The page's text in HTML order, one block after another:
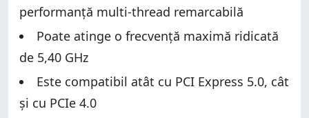
performanță multi-thread remarcabilă
Poate atinge o frecvență maximă ridicată
de 5,40 GHz
Este compatibil atât cu PCI Express 5.0, cât
și cu PCIe 4.0